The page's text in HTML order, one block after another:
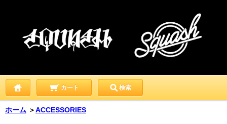
カート 検索
ホーム ＞ACCESSORIES